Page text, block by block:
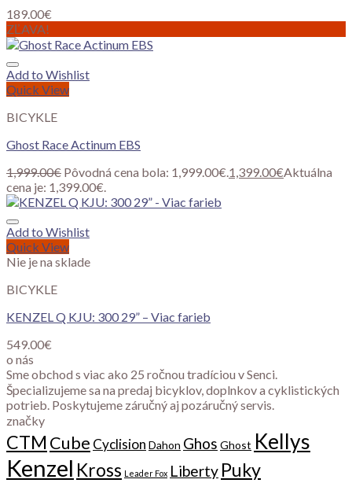
189.00€
ZĽAVA!
Add to Wishlist
Quick View
BICYKLE
Ghost Race Actinum EBS
1,999.00€ Pôvodná cena bola: 1,999.00€.1,399.00€Aktuálna
cena je: 1,399.00€.
Add to Wishlist
Quick View
Nie je na sklade
BICYKLE
KENZEL Q KJU: 300 29” – Viac farieb
549.00€
o nás
Sme obchod s viac ako 25 ročnou tradíciou v Senci.
Špecializujeme sa na predaj bicyklov, doplnkov a cyklistických
potrieb. Poskytujeme záručný aj pozáručný servis.
značky
CTMCube Cyclision Dahon Ghos Ghost Kellys
Kenzel Kross Leader Fox Liberty Puky